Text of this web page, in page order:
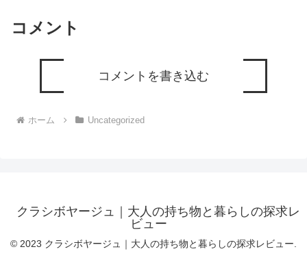
コメント
コメントを書き込む
ホーム Uncategorized
クラシボヤージュ｜大人の持ち物と暮らしの探求レ
ビュー
© 2023 クラシボヤージュ｜大人の持ち物と暮らしの探求レビュー.